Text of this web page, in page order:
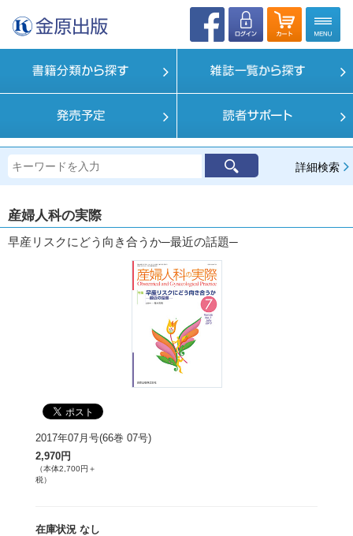
詳細検索
産婦人科の実際
早産リスクにどう向き合うか─最近の話題─
2017年07月号(66巻 07号)
2,970円
（本体2,700円＋
税）
在庫状況 なし